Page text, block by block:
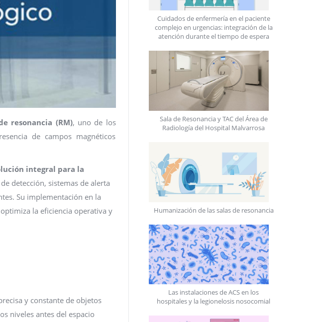
resonancia (RM), uno de los
de campos magnéticos
integral para la
detección, sistemas de alerta
Su implementación en la
la eficiencia operativa y
y constante de objetos
niveles antes del espacio
Cuidados de enfermería en el paciente
complejo en urgencias: integración de la
atención durante el tiempo de espera
Sala de Resonancia y TAC del Área de
Radiología del Hospital Malvarrosa
Humanización de las salas de resonancia
Las instalaciones de ACS en los
hospitales y la legionelosis nosocomial